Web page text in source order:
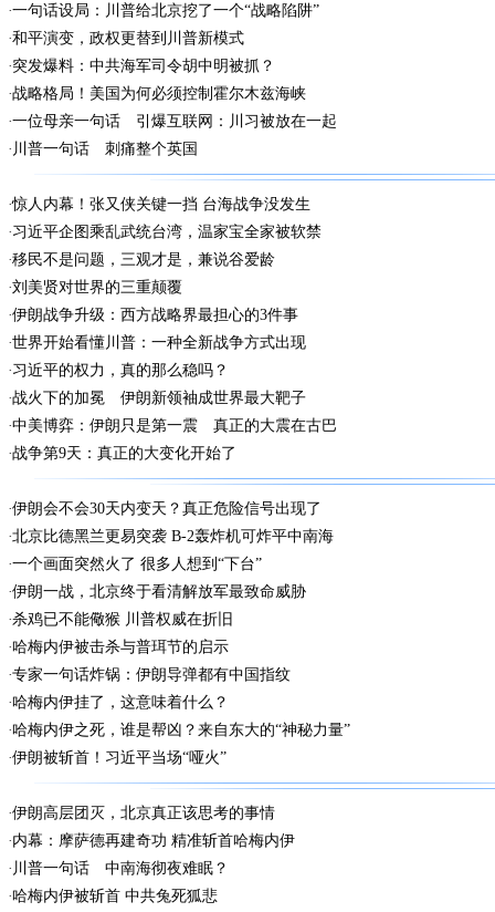
一句话设局：川普给北京挖了一个“战略陷阱”
和平演变，政权更替到川普新模式
突发爆料：中共海军司令胡中明被抓？
战略格局！美国为何必须控制霍尔木兹海峡
一位母亲一句话 引爆互联网：川习被放在一起
川普一句话 刺痛整个英国
惊人内幕！张又侠关键一挡 台海战争没发生
习近平企图乘乱武统台湾，温家宝全家被软禁
移民不是问题，三观才是，兼说谷爱龄
刘美贤对世界的三重颠覆
伊朗战争升级：西方战略界最担心的3件事
世界开始看懂川普：一种全新战争方式出现
习近平的权力，真的那么稳吗？
战火下的加冕 伊朗新领袖成世界最大靶子
中美博弈：伊朗只是第一震 真正的大震在古巴
战争第9天：真正的大变化开始了
伊朗会不会30天内变天？真正危险信号出现了
北京比德黑兰更易突袭 B-2轰炸机可炸平中南海
一个画面突然火了 很多人想到“下台”
伊朗一战，北京终于看清解放军最致命威胁
杀鸡已不能儆猴 川普权威在折旧
哈梅内伊被击杀与普珥节的启示
专家一句话炸锅：伊朗导弹都有中国指纹
哈梅内伊挂了，这意味着什么？
哈梅内伊之死，谁是帮凶？来自东大的“神秘力量”
伊朗被斩首！习近平当场“哑火”
伊朗高层团灭，北京真正该思考的事情
内幕：摩萨德再建奇功 精准斩首哈梅内伊
川普一句话 中南海彻夜难眠？
哈梅内伊被斩首 中共兔死狐悲